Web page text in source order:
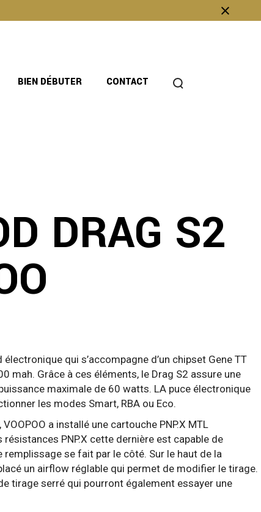
BIEN DÉBUTER CONTACT
DRAG S2
qui s’accompagne d’un chipset Gene TT
mah. Grâce à ces éléments, le Drag S2 assure une
maximale de 60 watts. LA puce électronique
les modes Smart, RBA ou Eco.
a installé une cartouche PNP.X MTL
PNP.X cette dernière est capable de
remplissage se fait par le côté. Sur le haut de la
un airflow réglable qui permet de modifier le tirage.
tirage serré qui pourront également essayer une